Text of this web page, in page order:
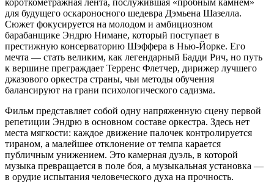
для будущего оскароносного шедевра Дэмьена Шазелла.
Сюжет фокусируется на молодом и амбициозном
барабанщике Эндрю Нимане, который поступает в
престижную консерваторию Шэффера в Нью-Йорке. Его
мечта — стать великим, как легендарный Бадди Рич, но путь
к вершине преграждает Терренс Флетчер, дирижер лучшего
джазового оркестра страны, чьи методы обучения
балансируют на грани психологического садизма.
Фильм представляет собой одну напряженную сцену первой
репетиции Эндрю в основном составе оркестра. Здесь нет
места мягкости: каждое движение палочек контролируется
тираном, а малейшее отклонение от темпа карается
публичным унижением. Это камерная дуэль, в которой
музыка превращается в поле боя, а музыкальная установка —
в орудие испытания человеческого духа на прочность.